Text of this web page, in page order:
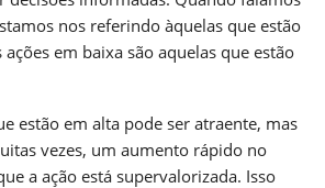
nos referindo àquelas que estão
ações em baixa são aquelas que estão
estão em alta pode ser atraente, mas
vezes, um aumento rápido no
a ação está supervalorizada. Isso